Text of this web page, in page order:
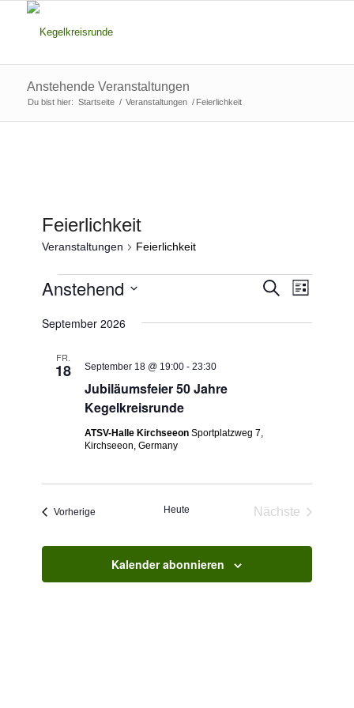
Anstehende Veranstaltungen
Du bist hier: Startseite / Veranstaltungen / Feierlichkeit
Feierlichkeit
Veranstaltungen Feierlichkeit
Veranstaltungen Suche
Liste
Anstehend
wählen.
September 2026
FR.
18
Jubiläumsfeier 50 Jahre
Kegelkreisrunde
September 18 @ 19:00 -23:30
ATSV-Halle KirchseeonSportplatzweg 7,
Kirchseeon, Germany
Vorherige VeranstaltungenHeute
Nächste
Kalender abonnieren